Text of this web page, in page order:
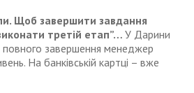
Щоб завершити завдання
третій етап”… У Дарини
завершення менеджер
На банківській картці – вже